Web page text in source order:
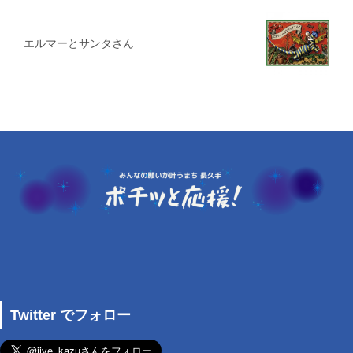
エルマーとサンタさん
Twitter でフォロー